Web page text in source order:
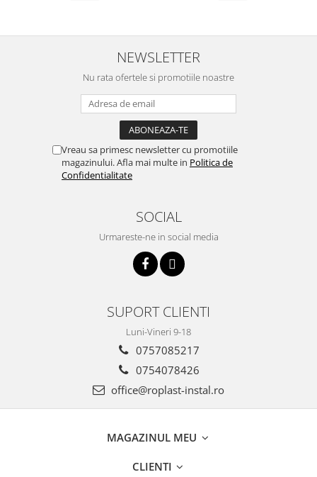
NEWSLETTER
Nu rata ofertele si promotiile noastre
Vreau sa primesc newsletter cu promotiile
magazinului. Afla mai multe in Politica de
Confidentialitate
SOCIAL
Urmareste-ne in social media
SUPORT CLIENTI
Luni-Vineri 9-18
0757085217
0754078426
office@roplast-instal.ro
MAGAZINUL MEU
CLIENTI